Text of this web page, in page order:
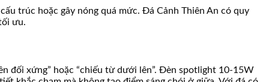
trúc hoặc gây nóng quá mức. Đá Cảnh Thiên An có quy
ưu.
đối xứng” hoặc “chiếu từ dưới lên”. Đèn spotlight 10-15W